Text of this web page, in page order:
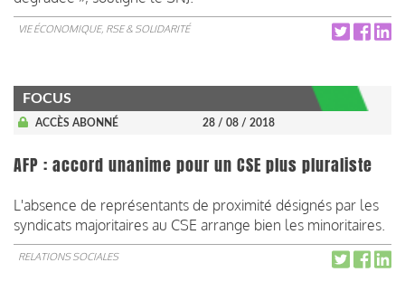
VIE ÉCONOMIQUE, RSE & SOLIDARITÉ
FOCUS
ACCÈS ABONNÉ 28 / 08 / 2018
AFP : accord unanime pour un CSE plus pluraliste
L'absence de représentants de proximité désignés par les
syndicats majoritaires au CSE arrange bien les minoritaires.
RELATIONS SOCIALES